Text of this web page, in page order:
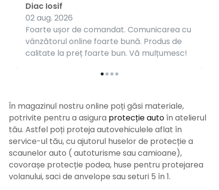
Foarte ușor de comandat. Comunicarea cu
vânzătorul online foarte bună. Produs de
calitate la preț foarte bun. Vă mulțumesc!
Diac Iosif
02 aug. 2026
În magazinul nostru online poți găsi materiale,
potrivite pentru a asigura protecție autoîn atelierul
tău. Astfel poți proteja autovehiculele aflat în
service-ul tău, cu ajutorul huselor de protecție a
scaunelor auto ( autoturisme sau camioane),
covorașe protecție podea, huse pentru protejarea
volanului, saci de anvelope sau seturi 5 în 1.